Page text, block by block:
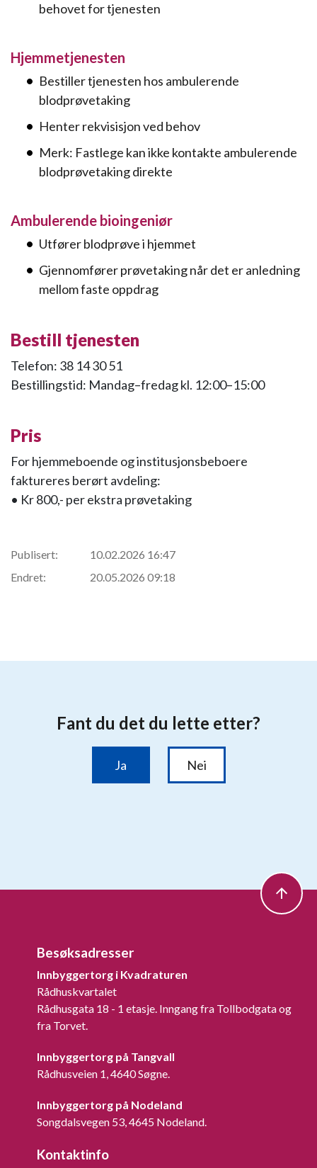
behovet for tjenesten
Hjemmetjenesten
Bestiller tjenesten hos ambulerende
blodprøvetaking
Henter rekvisisjon ved behov
Merk: Fastlege kan ikke kontakte ambulerende
blodprøvetaking direkte
Ambulerende bioingeniør
Utfører blodprøve i hjemmet
Gjennomfører prøvetaking når det er anledning
mellom faste oppdrag
Bestill tjenesten
Telefon: 38 14 30 51
Bestillingstid: Mandag–fredag kl. 12:00–15:00
Pris
For hjemmeboende og institusjonsbeboere
faktureres berørt avdeling:
• Kr 800,- per ekstra prøvetaking
Publisert:
10.02.2026 16:47
Endret:
20.05.2026 09:18
Besøksadresser
Innbyggertorg i Kvadraturen
Rådhuskvartalet
Rådhusgata 18 - 1 etasje. Inngang fra Tollbodgata og
fra Torvet.
Innbyggertorg på Tangvall
Rådhusveien 1, 4640 Søgne.
Innbyggertorg på Nodeland
Songdalsvegen 53, 4645 Nodeland.
Kontaktinfo